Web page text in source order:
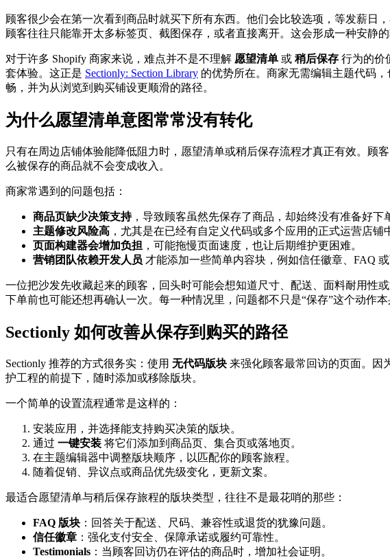
顾客很少会在第一次看到商品时就买下所有东西。他们会比较选项，等发薪日
顾客往往只能靠开太多标签页、截图保存，或者直接离开。这会形成一种安静
对于许多 Shopify 商家来说，难点并不是不理解 愿望清单 或 稍后保存 行为的价
套体验。这正是 Sectionly: Section Library 的优势所在。商家无需编辑主题代码
畅，并为从浏览到购买铺设更顺滑的路径。
为什么愿望清单意图常常没有转化
只有在周边店铺体验能降低阻力时，愿望清单或稍后保存流程才真正有效。顾
么被保存的商品就不会变成收入。
商家常遇到的问题包括：
商品页缺少决策支持，导致顾客虽然先保存了商品，却始终没有准备好下
主题修改风险高 ，尤其是在已经有自定义代码或多个应用的正式运营店铺
页面构建器会增加负担 ，可能拖慢页面速度，也让后期维护更困难。
营销团队依赖开发人员 才能添加一些简单内容块，例如信任徽章、FAQ 或
一位把沙发先收藏起来的顾客，回头时可能会想知道尺寸、配送、面料耐用性
下单前也可能还想再确认一次。每一种情况里，问题都不只是“保存”这个动作
Sectionly 如何改善从保存到购买的路径
Sectionly 推荐的方式很务实：使用 无代码版块 来强化顾客最常回访的页面。因
护工程的前提下，随时添加或移除版块。
一个简单的设置流程通常是这样的：
安装应用，并选择能支持购买决策的版块。
通过 一键安装 将它们添加到商品页、集合页或落地页。
在主题编辑器中调整版块顺序，以匹配你的顾客旅程。
随着促销、异议点或商品优先级变化，更新文案。
最适合愿望清单与稍后保存旅程的版块类型，往往不是最花哨的那些：
FAQ 版块 ：回答关于配送、尺码、兼容性或退货的犹豫问题。
信任徽章 ：强化支付安全、保障承诺或履约可靠性。
Testimonials ：当顾客回访仍在评估的商品时，增加社会证明。